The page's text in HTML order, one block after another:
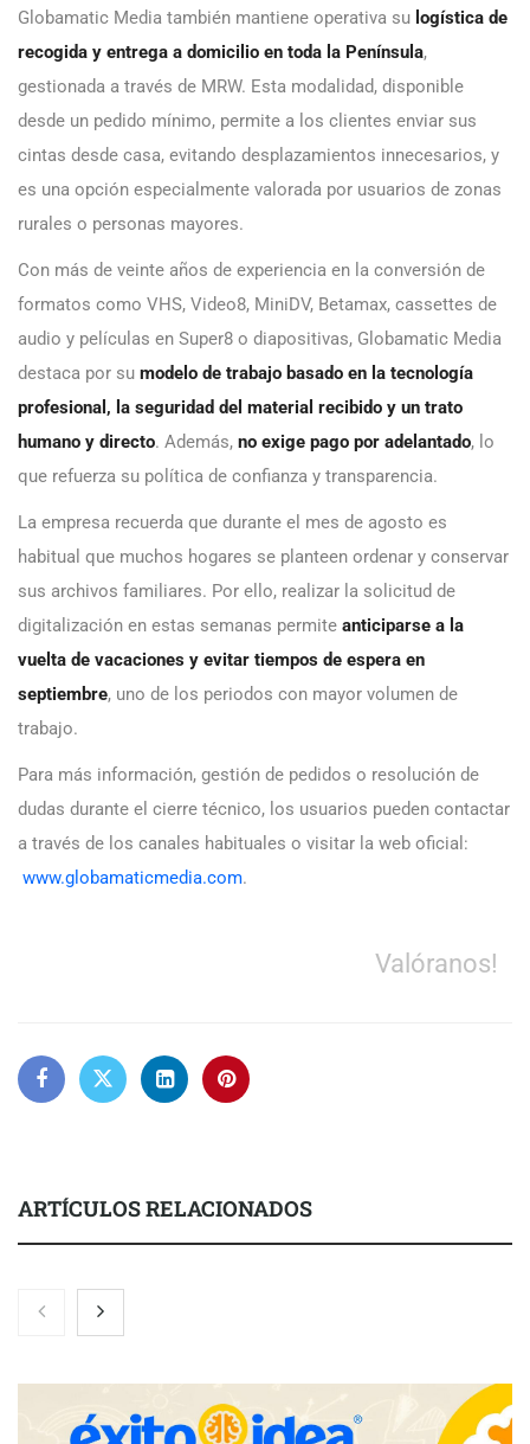
Globamatic Media también mantiene operativa su logística de
recogida y entrega a domicilio en toda la Península,
gestionada a través de MRW. Esta modalidad, disponible
desde un pedido mínimo, permite a los clientes enviar sus
cintas desde casa, evitando desplazamientos innecesarios, y
es una opción especialmente valorada por usuarios de zonas
rurales o personas mayores.
Con más de veinte años de experiencia en la conversión de
formatos como VHS, Video8, MiniDV, Betamax, cassettes de
audio y películas en Super8 o diapositivas, Globamatic Media
destaca por su modelo de trabajo basado en la tecnología
profesional, la seguridad del material recibido y un trato
humano y directo. Además, no exige pago por adelantado, lo
que refuerza su política de confianza y transparencia.
La empresa recuerda que durante el mes de agosto es
habitual que muchos hogares se planteen ordenar y conservar
sus archivos familiares. Por ello, realizar la solicitud de
digitalización en estas semanas permite anticiparse a la
vuelta de vacaciones y evitar tiempos de espera en
septiembre, uno de los periodos con mayor volumen de
trabajo.
Para más información, gestión de pedidos o resolución de
dudas durante el cierre técnico, los usuarios pueden contactar
a través de los canales habituales o visitar la web oficial:
www.globamaticmedia.com.
Valóranos!
ARTÍCULOS RELACIONADOS
Nicols presenta seis modelos de anillos de compromiso para el
eclipse solar del 12 de agosto
Zoomex mejora su Strategy Center con herramientas
avanzadas para trading estratégico